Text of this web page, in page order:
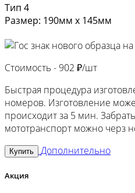
Тип 4
Размер: 190мм х 145мм
Стоимость - 902 ₽/шт
Быстрая процедура
номеров. Изготовление
происходит за 5 мин.
мототранспорт можно черз
Купить Дополнительно
Акция